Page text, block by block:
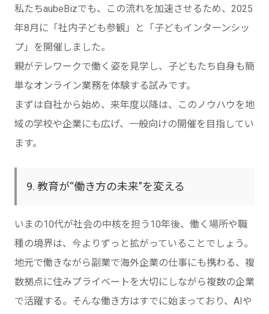
私たちaubeBizでも、この流れを加速させるため、2025
年8月に「社内子ども参観」と「子どもインターンシッ
プ」を開催しました。
親がテレワークで働く姿を見学し、子どもたち自身も簡
単なオンライン業務を体験する試みです。
まずは自社から始め、来年度以降は、このノウハウを地
域の学校や企業にも広げ、一般向けの開催を目指してい
ます。
9. 教育が“働き方の未来”を変える
いまの10代が社会の中核を担う10年後、働く場所や職
種の境界は、今よりずっと拡がっていることでしょう。
地元で働きながら副業で海外企業の仕事にも携わる、複
数拠点に住みプライベートを大切にしながら複数の企業
で活躍する。そんな働き方はすでに始まっており、AIや